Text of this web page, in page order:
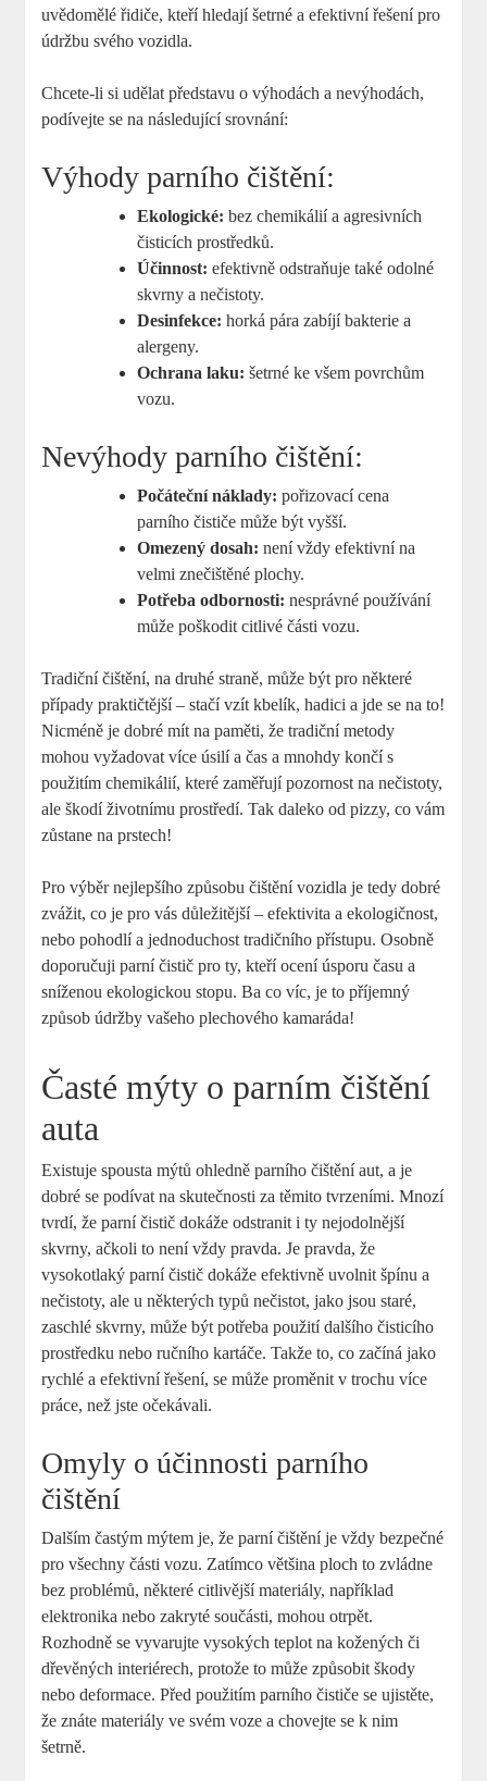
uvědomělé řidiče, kteří hledají šetrné a efektivní řešení pro
údržbu svého vozidla.
Chcete-li si udělat představu o výhodách a nevýhodách,
podívejte se na následující srovnání:
Výhody parního čištění:
Ekologické: bez chemikálií a agresivních
čisticích prostředků.
Účinnost: efektivně odstraňuje také odolné
skvrny a nečistoty.
Desinfekce: horká pára zabíjí bakterie a
alergeny.
Ochrana laku: šetrné ke všem povrchům
vozu.
Nevýhody parního čištění:
Počáteční náklady: pořizovací cena
parního čističe může být vyšší.
Omezený dosah: není vždy efektivní na
velmi znečištěné plochy.
Potřeba odbornosti: nesprávné používání
může poškodit citlivé části vozu.
Tradiční čištění, na druhé straně, může být pro některé
případy praktičtější – stačí vzít kbelík, hadici a jde se na to!
Nicméně je dobré mít na paměti, že tradiční metody
mohou vyžadovat více úsilí a čas a mnohdy končí s
použitím chemikálií, které zaměřují pozornost na nečistoty,
ale škodí životnímu prostředí. Tak daleko od pizzy, co vám
zůstane na prstech!
Pro výběr nejlepšího způsobu čištění vozidla je tedy dobré
zvážit, co je pro vás důležitější – efektivita a ekologičnost,
nebo pohodlí a jednoduchost tradičního přístupu. Osobně
doporučuji parní čistič pro ty, kteří ocení úsporu času a
sníženou ekologickou stopu. Ba co víc, je to příjemný
způsob údržby vašeho plechového kamaráda!
Časté mýty o parním čištění
auta
Existuje spousta mýtů ohledně parního čištění aut, a je
dobré se podívat na skutečnosti za těmito tvrzeními. Mnozí
tvrdí, že parní čistič dokáže odstranit i ty nejodolnější
skvrny, ačkoli to není vždy pravda. Je pravda, že
vysokotlaký parní čistič dokáže efektivně uvolnit špínu a
nečistoty, ale u některých typů nečistot, jako jsou staré,
zaschlé skvrny, může být potřeba použití dalšího čisticího
prostředku nebo ručního kartáče. Takže to, co začíná jako
rychlé a efektivní řešení, se může proměnit v trochu více
práce, než jste očekávali.
Omyly o účinnosti parního
čištění
Dalším častým mýtem je, že parní čištění je vždy bezpečné
pro všechny části vozu. Zatímco většina ploch to zvládne
bez problémů, některé citlivější materiály, například
elektronika nebo zakryté součásti, mohou otrpět.
Rozhodně se vyvarujte vysokých teplot na kožených či
dřevěných interiérech, protože to může způsobit škody
nebo deformace. Před použitím parního čističe se ujistěte,
že znáte materiály ve svém voze a chovejte se k nim
šetrně.